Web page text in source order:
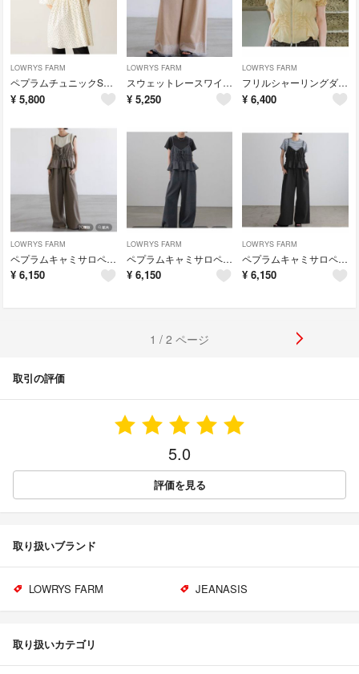
LOWRYS FARM
ペプラムチュニックSS ローリーズファーム 新品未使用 今季新作
¥ 5,800
LOWRYS FARM
スウェットレースワイドパンツ ローリーズファーム 新品未使用 今季新作
¥ 5,250
LOWRYS FARM
フリルシャーリングダブルジップブラウス ローリーズファーム 新品未使用 今季新作
¥ 6,400
LOWRYS FARM
ペプラムキャミサロペ ローリーズファーム 新品未使用 今季新作
¥ 6,150
LOWRYS FARM
ペプラムキャミサロペ ローリーズファーム 新品未使用 今季新作
¥ 6,150
LOWRYS FARM
ペプラムキャミサロペ ローリーズファーム 新品未使用 今季新作
¥ 6,150
1 / 2 ページ
取引の評価
5.0
評価を見る
取り扱いブランド
LOWRYS FARM JEANASIS
取り扱いカテゴリ